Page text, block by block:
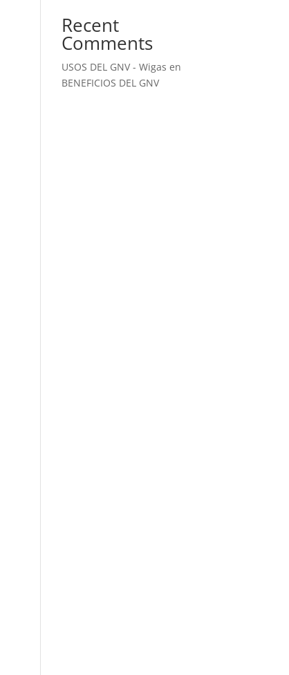
Recent
Comments
USOS DEL GNV - Wigas en
BENEFICIOS DEL GNV